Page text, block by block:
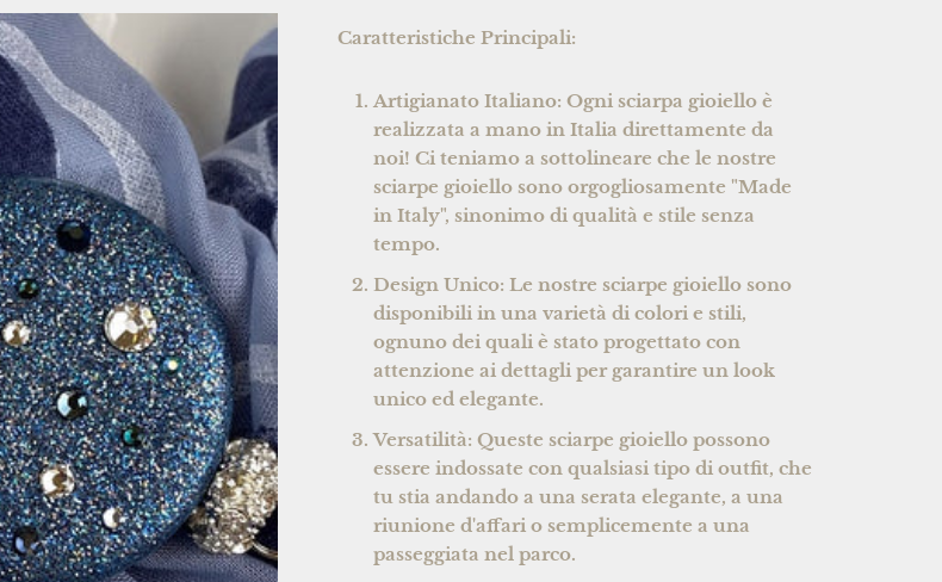
Caratteristiche Principali:
Artigianato Italiano: Ogni sciarpa gioiello è
realizzata a mano in Italia direttamente da
noi! Ci teniamo a sottolineare che le nostre
sciarpe gioiello sono orgogliosamente "Made
in Italy", sinonimo di qualità e stile senza
tempo.
Design Unico: Le nostre sciarpe gioiello sono
disponibili in una varietà di colori e stili,
ognuno dei quali è stato progettato con
attenzione ai dettagli per garantire un look
unico ed elegante.
Versatilità: Queste sciarpe gioiello possono
essere indossate con qualsiasi tipo di outfit, che
tu stia andando a una serata elegante, a una
riunione d'affari o semplicemente a una
passeggiata nel parco.